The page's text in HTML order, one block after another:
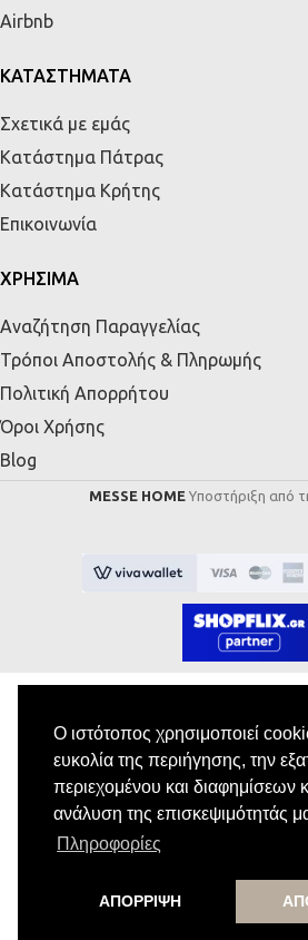
Ο ιστότοπος χρησιμοποιεί
ευκολία της περιήγησης, την
περιεχομένου και διαφημίσεων
ανάλυση της επισκεψιμότητάς
Πληροφορίες
ΑΠΟΡΡΙΨΗ
Airbnb
ΚΑΤΑΣΤΗΜΑΤΑ
Σχετικά με εμάς
Κατάστημα Πάτρας
Κατάστημα Κρήτης
Επικοινωνία
ΧΡΗΣΙΜΑ
Αναζήτηση Παραγγελίας
Τρόποι Αποστολής & Πληρωμής
Πολιτική Απορρήτου
Όροι Χρήσης
Blog
MESSE HOME Υποστήριξη από
Εγγραφή στο
Κάνε εγγραφή στο
λαμβάνεις αποκλειστικές